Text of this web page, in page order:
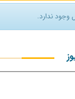
وجود ندارد.